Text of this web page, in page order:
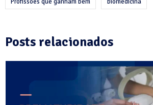
Posts relacionados